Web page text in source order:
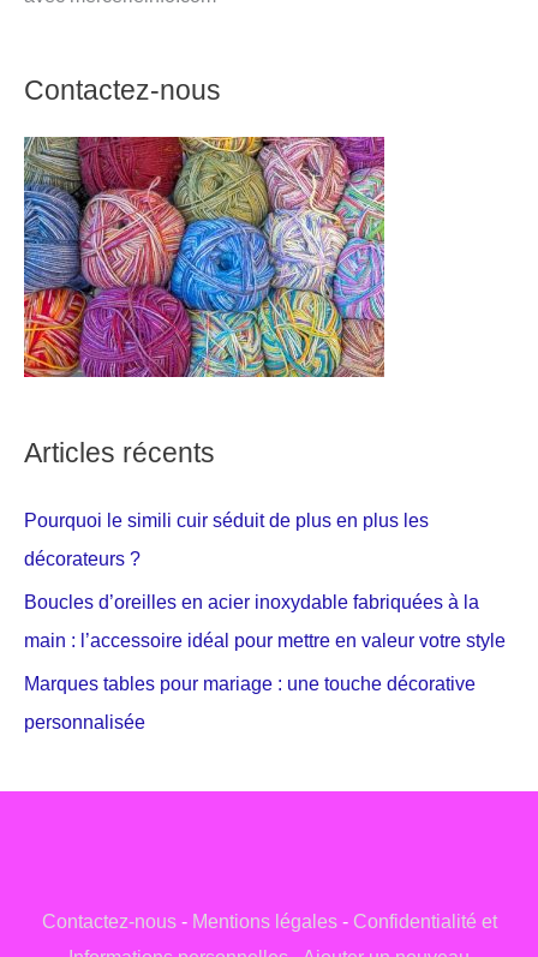
Contactez-nous
Articles récents
Pourquoi le simili cuir séduit de plus en plus les
décorateurs ?
Boucles d’oreilles en acier inoxydable fabriquées à la
main : l’accessoire idéal pour mettre en valeur votre style
Marques tables pour mariage : une touche décorative
personnalisée
Contactez-nous- Mentions légales- Confidentialité et